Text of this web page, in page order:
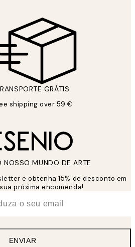
GRÁTIS
shipping over 59 €
NOSSO MUNDO DE ARTE
e obtenha 15% de desconto em
próxima encomenda!
ENVIAR